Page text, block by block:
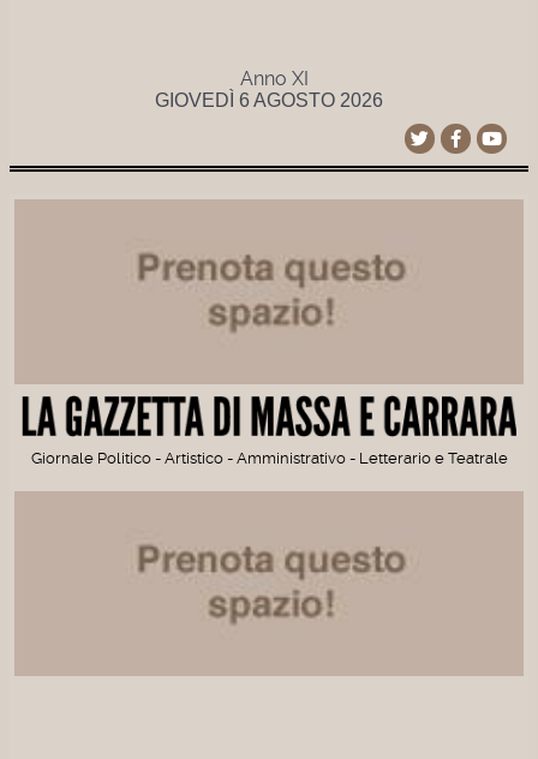
Anno XI
GIOVEDÌ 6 AGOSTO 2026
Giornale Politico - Artistico - Amministrativo - Letterario e Teatrale